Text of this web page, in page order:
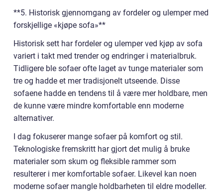
**5. Historisk gjennomgang av fordeler og ulemper med
forskjellige «kjøpe sofa»**
Historisk sett har fordeler og ulemper ved kjøp av sofa
variert i takt med trender og endringer i materialbruk.
Tidligere ble sofaer ofte laget av tunge materialer som
tre og hadde et mer tradisjonelt utseende. Disse
sofaene hadde en tendens til å være mer holdbare, men
de kunne være mindre komfortable enn moderne
alternativer.
I dag fokuserer mange sofaer på komfort og stil.
Teknologiske fremskritt har gjort det mulig å bruke
materialer som skum og fleksible rammer som
resulterer i mer komfortable sofaer. Likevel kan noen
moderne sofaer mangle holdbarheten til eldre modeller.